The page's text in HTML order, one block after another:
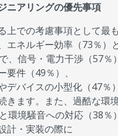
ニアリングの優先事項
上での考慮事項として最
エネルギー効率（73％）
、信号・電力干渉（57％
要件（49％）、
デバイスの小型化（47％）
きます。また、過酷な環
環境騒音への対応（38％
計・実装の際に